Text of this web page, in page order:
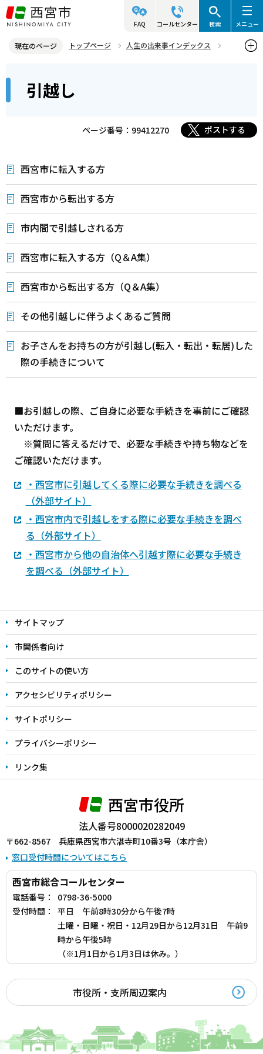
こ
の
ジ
先
FAQ コールセンター 検索 メニュー
現在のページ トップページ
人生の出来事インデックス
こ
引越し
ページ番号：99412270 ポストする
西宮市に転入する方
西宮市から転出する方
市内間で引越しされる方
西宮市に転入する方（Q＆A集）
西宮市から転出する方（Q＆A集）
その他引越しに伴うよくあるご質問
お子さんをお持ちの方が引越し(転入・転出・転居)した
際の手続きについて
■お引越しの際、ご自身に必要な手続きを事前にご確認
いただけます。
※質問に答えるだけで、必要な手続きや持ち物などを
ご確認いただけます。
・西宮市に引越してくる際に必要な手続きを調べる
（外部サイト）
・西宮市内で引越しをする際に必要な手続きを調べ
る（外部サイト）
・西宮市から他の自治体へ引越す際に必要な手続き
を調べる（外部サイト）
文
こ
こ
ま
で
サイトマップ
市関係者向け
このサイトの使い方
アクセシビリティポリシー
サイトポリシー
プライバシーポリシー
リンク集
西宮市役所
法人番号8000020282049
〒662-8567 兵庫県西宮市六湛寺町10番3号（本庁舎）
窓口受付時間についてはこちら
西宮市総合コールセンター
電話番号：
0798-36-5000
受付時間：
平日 午前8時30分から午後7時
土曜・日曜・祝日・12月29日から12月31日 午前9
時から午後5時
（※1月1日から1月3日は休み。）
市役所・支所周辺案内